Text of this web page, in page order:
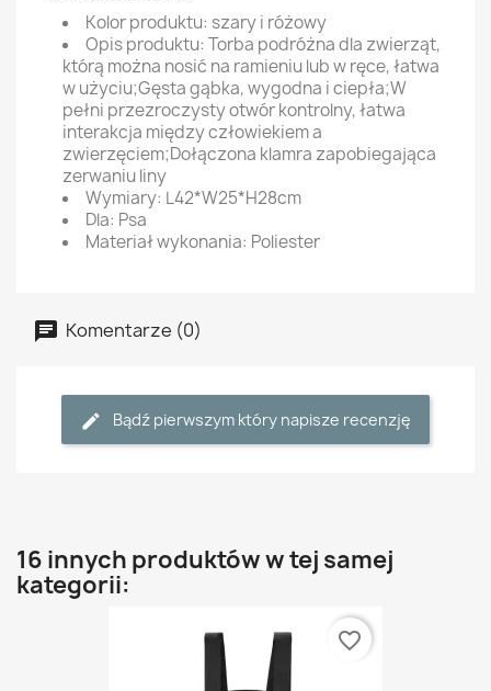
Kolor produktu: szary i różowy
Opis produktu: Torba podróżna dla zwierząt,
którą można nosić na ramieniu lub w ręce, łatwa
w użyciu;Gęsta gąbka, wygodna i ciepła;W
pełni przezroczysty otwór kontrolny, łatwa
interakcja między człowiekiem a
zwierzęciem;Dołączona klamra zapobiegająca
zerwaniu liny
Wymiary: L42*W25*H28cm
Dla: Psa
Materiał wykonania: Poliester
Komentarze (0)
Bądź pierwszym który napisze recenzję
16 innych produktów w tej samej
kategorii:
favorite_border